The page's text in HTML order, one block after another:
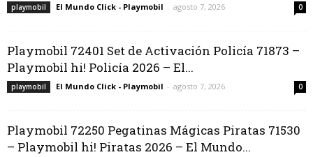
playmobil El Mundo Click - Playmobil - agosto 7, 2026 0
Playmobil 72401 Set de Activación Policía 71873 –
Playmobil hi! Policía 2026 – El...
playmobil El Mundo Click - Playmobil - agosto 7, 2026 0
Playmobil 72250 Pegatinas Mágicas Piratas 71530
– Playmobil hi! Piratas 2026 – El Mundo...